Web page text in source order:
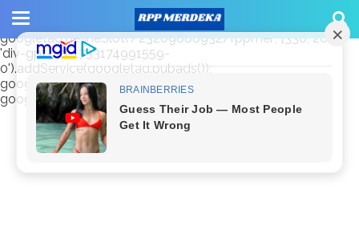
window.googletag = window.googletag || {cmd: []};
googletag.cmd.push(function() {
googletag.defineSlot('/23209888932/rppmer', [336, 280],
'div-gpt-ad-1733174991559-
0').addService(googletag.pubads());
googletag.pubads().enableSingleRequest();
googletag.enableServices(); });